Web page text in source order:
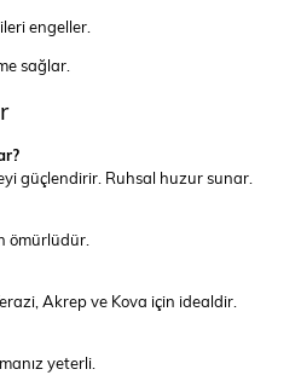
engeller.
sağlar.
güçlendirir. Ruhsal huzur sunar.
ömürlüdür.
Akrep ve Kova için idealdir.
yeterli.